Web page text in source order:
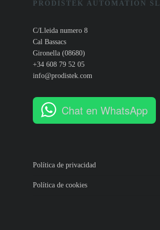
PRODISTEK AUTOMATION SL
C/Lleida numero 8
Cal Bassacs
Gironella (08680)
+34 608 79 52 05
info@prodistek.com
Chat en WhatsApp
Política de privacidad
Política de cookies